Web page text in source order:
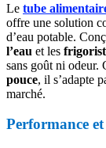
Le tube
offre une solution
d’eau potable.
l’eau et les
sans goût ni odeur.
pouce, il s’adapte
marché.
Performance